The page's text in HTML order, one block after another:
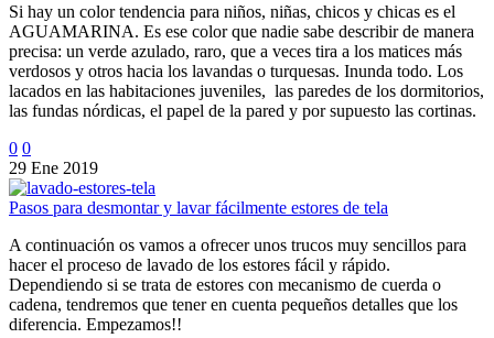
Si hay un color tendencia para niños, niñas, chicos y chicas es el
AGUAMARINA. Es ese color que nadie sabe describir de manera
precisa: un verde azulado, raro, que a veces tira a los matices más
verdosos y otros hacia los lavandas o turquesas. Inunda todo. Los
lacados en las habitaciones juveniles, las paredes de los dormitorios,
las fundas nórdicas, el papel de la pared y por supuesto las cortinas.
0 0
29 Ene 2019
Pasos para desmontar y lavar fácilmente estores de tela
A continuación os vamos a ofrecer unos trucos muy sencillos para
hacer el proceso de lavado de los estores fácil y rápido.
Dependiendo si se trata de estores con mecanismo de cuerda o
cadena, tendremos que tener en cuenta pequeños detalles que los
diferencia. Empezamos!!